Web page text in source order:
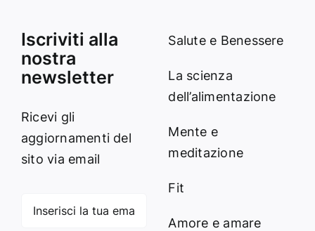
Iscriviti alla
nostra
newsletter
Ricevi gli
aggiornamenti del
sito via email
Salute e Benessere
La scienza
dell’alimentazione
Mente e
meditazione
Fit
Amore e amare